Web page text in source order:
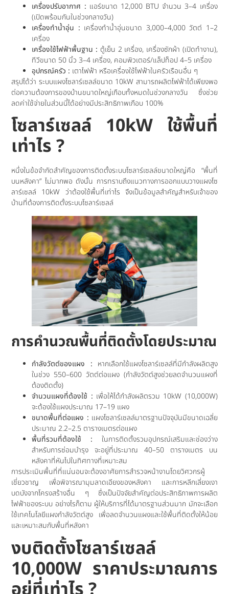
เครื่องปรับอากาศ : แอร์ขนาด 12,000 BTU จำนวน 3–4 เครื่อง
(เปิดพร้อมกันในช่วงกลางวัน)
เครื่องทำน้ำอุ่น : เครื่องทำน้ำอุ่นขนาด 3,000–4,000 วัตต์ 1–2
เครื่อง
เครื่องใช้ไฟฟ้าพื้นฐาน : ตู้เย็น 2 เครื่อง, เครื่องซักผ้า (เปิดทำงาน),
ทีวีขนาด 50 นิ้ว 3–4 เครื่อง, คอมพิวเตอร์/แล็ปท็อป 4–5 เครื่อง
อุปกรณ์ครัว : เตาไฟฟ้า หรือเครื่องใช้ไฟฟ้าในครัวเรือนอื่น ๆ
สรุปได้ว่า ระบบแผงโซลาร์เซลล์ขนาด 10kW สามารถผลิตไฟฟ้าได้เพียงพอ
ต่อความต้องการของบ้านขนาดใหญ่เกือบทั้งหมดในช่วงกลางวัน ซึ่งช่วย
ลดค่าใช้จ่ายในส่วนนี้ได้อย่างมีประสิทธิภาพเกือบ 100%
โซลาร์เซลล์ 10kW ใช้พื้นที่
เท่าไร?
หนึ่งในข้อจำกัดสำคัญของการติดตั้งระบบโซลาร์เซลล์ขนาดใหญ่คือ “พื้นที่
บนหลังคา” ไม่มากพอ ดังนั้น การทราบถึงแนวทางการออกแบบวางแผงโซ
ลาร์เซลล์ 10kW ว่าต้องใช้พื้นที่เท่าไร จึงเป็นข้อมูลสำคัญสำหรับเจ้าของ
บ้านที่ต้องการติดตั้งระบบโซลาร์เซลล์
การคำนวณพื้นที่ติดตั้งโดยประมาณ
กำลังวัตต์ของแผง : หากเลือกใช้แผงโซลาร์เซลล์ที่มีกำลังผลิตสูง
ในช่วง 550–600 วัตต์ต่อแผง (กำลังวัตต์สูงช่วยลดจำนวนแผงที่
ต้องติดตั้ง)
จำนวนแผงที่ต้องใช้ : เพื่อให้ได้กำลังผลิตรวม 10kW (10,000W)
จะต้องใช้แผงประมาณ 17–19 แผง
ขนาดพื้นที่ต่อแผง : แผงโซลาร์เซลล์มาตรฐานปัจจุบันมีขนาดเฉลี่ย
ประมาณ 2.2–2.5 ตารางเมตรต่อแผง
พื้นที่รวมที่ต้องใช้ : ในการติดตั้งรวมอุปกรณ์เสริมและช่องว่าง
สำหรับการซ่อมบำรุง จะอยู่ที่ประมาณ 40–50 ตารางเมตร บน
หลังคาที่หันไปในทิศทางที่เหมาะสม
การประเมินพื้นที่ที่แน่นอนจะต้องอาศัยการสำรวจหน้างานโดยวิศวกรผู้
เชี่ยวชาญ เพื่อพิจารณามุมลาดเอียงของหลังคา และการหลีกเลี่ยงเงา
บดบังจากโครงสร้างอื่น ๆ ซึ่งเป็นปัจจัยสำคัญต่อประสิทธิภาพการผลิต
ไฟฟ้าของระบบ อย่างไรก็ตาม ผู้ให้บริการที่ได้มาตรฐานส่วนมาก มักจะเลือก
ใช้เทคโนโลยีแผงกำลังวัตต์สูง เพื่อลดจำนวนแผงและใช้พื้นที่ติดตั้งให้น้อย
และเหมาะสมกับพื้นที่หลังคา
งบติดตั้งโซลาร์เซลล์
10,000W ราคาประมาณการ